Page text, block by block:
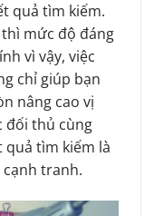
quả tìm kiếm.
mức độ đáng
vì vậy, việc
chỉ giúp bạn
nâng cao vị
đối thủ cùng
quả tìm kiếm là
tranh.